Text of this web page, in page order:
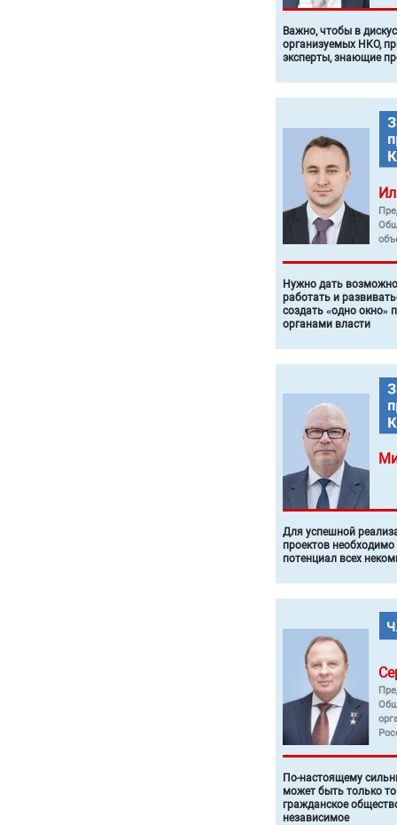
Важно, чтобы в
организуемых НКО,
эксперты, знающие
Нужно дать
работать и
создать «одно окно»
органами власти
Для успешной
проектов
потенциал всех
По-настоящему
может быть только
гражданское
независимое